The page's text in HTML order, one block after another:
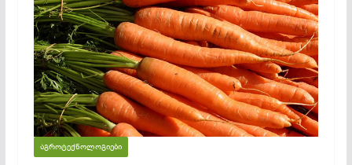
ᲐᲒᲠᲝᲢᲔᲥᲜᲝᲚᲝᲒᲘᲔᲑᲘ